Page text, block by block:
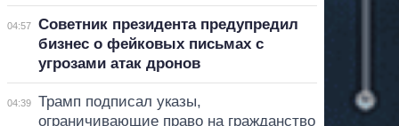
04:57
Советник президента предупредил
бизнес о фейковых письмах с
угрозами атак дронов
04:39
Трамп подписал указы,
ограничивающие право на гражданство